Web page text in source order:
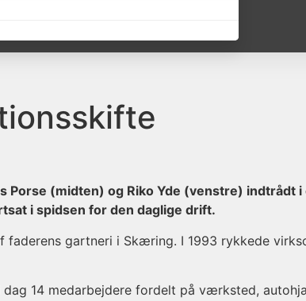
Porse (midten) og Riko Yde (venstre)
i spidsen for den daglige drift.
faderens gartneri i Skæring. I 1993 rykkede
14 medarbejdere fordelt på værksted,